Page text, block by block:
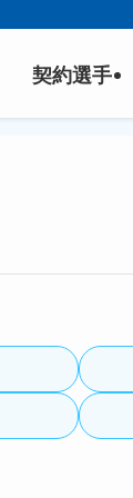
契約選手